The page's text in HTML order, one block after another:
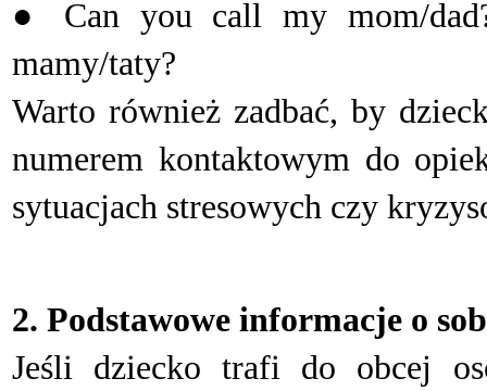
● Can you call my mom/
mamy/taty?
Warto również zadbać, by
numerem kontaktowym do
sytuacjach stresowych czy
2. Podstawowe informacje o
Jeśli dziecko trafi do obcej